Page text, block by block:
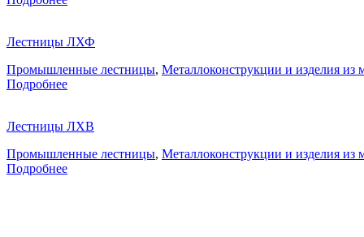
Лестницы ЛХФ
Промышленные лестницы, Металлоконструкции и изделия из
Подробнее
Лестницы ЛХВ
Промышленные лестницы, Металлоконструкции и изделия из
Подробнее